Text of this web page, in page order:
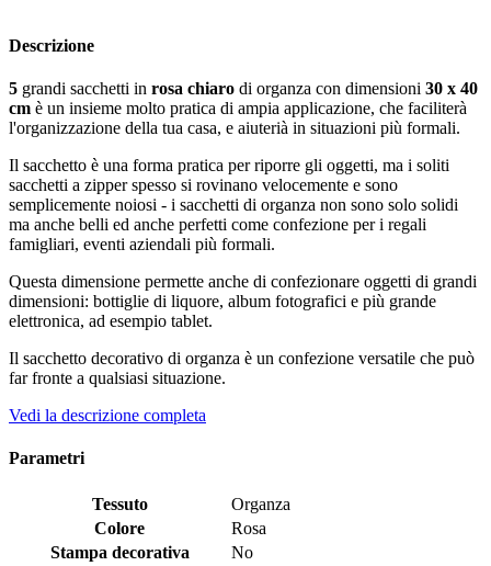
Descrizione
5 grandi sacchetti in rosa chiaro di organza con dimensioni 30 x 40
cm è un insieme molto pratica di ampia applicazione, che faciliterà
l'organizzazione della tua casa, e aiuterià in situazioni più formali.
Il sacchetto è una forma pratica per riporre gli oggetti, ma i soliti
sacchetti a zipper spesso si rovinano velocemente e sono
semplicemente noiosi - i sacchetti di organza non sono solo solidi
ma anche belli ed anche perfetti come confezione per i regali
famigliari, eventi aziendali più formali.
Questa dimensione permette anche di confezionare oggetti di grandi
dimensioni: bottiglie di liquore, album fotografici e più grande
elettronica, ad esempio tablet.
Il sacchetto decorativo di organza è un confezione versatile che può
far fronte a qualsiasi situazione.
Vedi la descrizione completa
Parametri
Tessuto
Organza
Colore
Rosa
Stampa decorativa
No